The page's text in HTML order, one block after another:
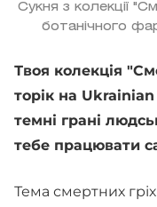
Сукня з колекції
ботанічного
Твоя колекція
торік на
темні грані
тебе працювати
Тема смертних